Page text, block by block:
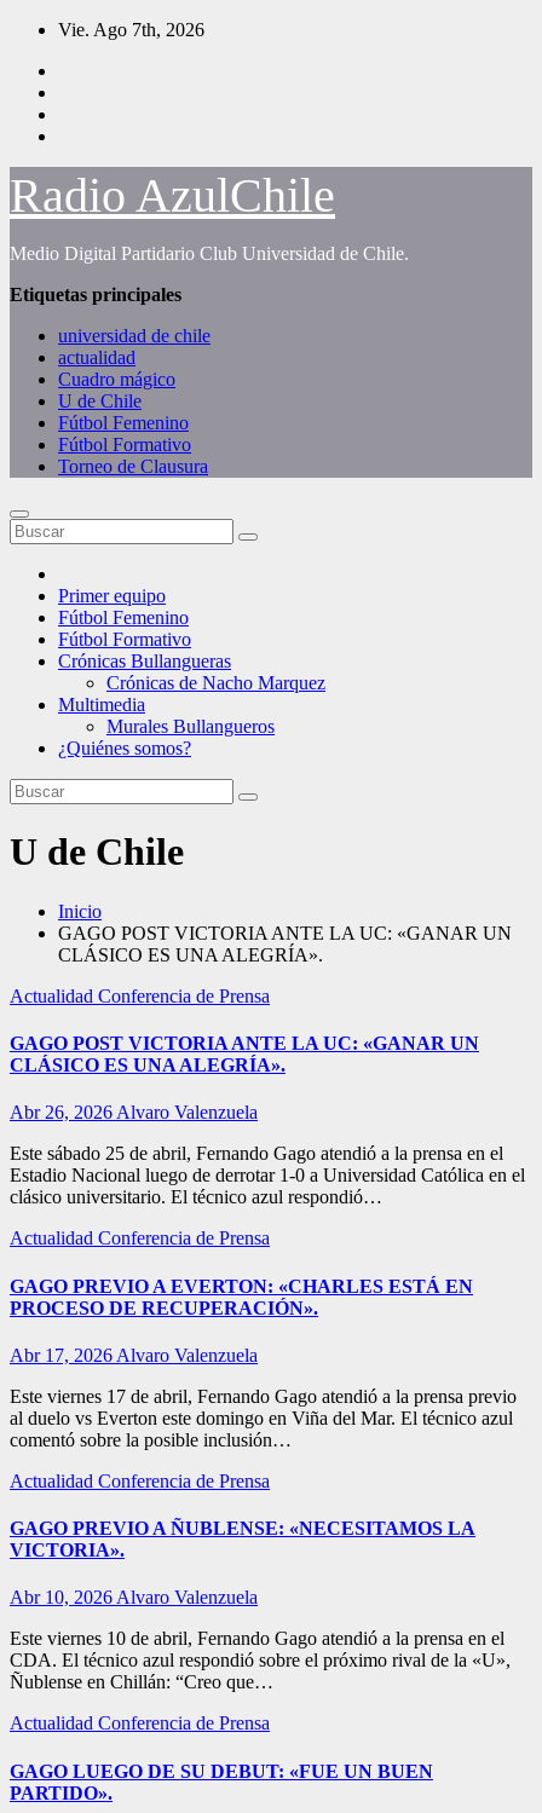
Saltar
contenido
Vie. Ago 7th, 2026
Radio AzulChile
Medio Digital Partidario Club Universidad de Chile.
Etiquetas principales
universidad de chile
actualidad
Cuadro mágico
U de Chile
Fútbol Femenino
Fútbol Formativo
Torneo de Clausura
Primer equipo
Fútbol Femenino
Fútbol Formativo
Crónicas Bullangueras
Crónicas de Nacho Marquez
Multimedia
Murales Bullangueros
¿Quiénes somos?
U de Chile
Inicio
GAGO POST VICTORIA ANTE LA UC: «GANAR UN
CLÁSICO ES UNA ALEGRÍA».
Actualidad Conferencia de Prensa
GAGO POST VICTORIA ANTE LA UC: «GANAR UN
CLÁSICO ES UNA ALEGRÍA».
Abr 26, 2026Alvaro Valenzuela
Este sábado 25 de abril, Fernando Gago atendió a la prensa en el
Estadio Nacional luego de derrotar 1-0 a Universidad Católica en el
clásico universitario. El técnico azul respondió…
Actualidad Conferencia de Prensa
GAGO PREVIO A EVERTON: «CHARLES ESTÁ EN
PROCESO DE RECUPERACIÓN».
Abr 17, 2026 Alvaro Valenzuela
Este viernes 17 de abril, Fernando Gago atendió a la prensa previo
al duelo vs Everton este domingo en Viña del Mar. El técnico azul
comentó sobre la posible inclusión…
Actualidad Conferencia de Prensa
GAGO PREVIO A ÑUBLENSE: «NECESITAMOS LA
VICTORIA».
Abr 10, 2026Alvaro Valenzuela
Este viernes 10 de abril, Fernando Gago atendió a la prensa en el
CDA. El técnico azul respondió sobre el próximo rival de la «U»,
Ñublense en Chillán: “Creo que…
Actualidad Conferencia de Prensa
GAGO LUEGO DE SU DEBUT: «FUE UN BUEN
PARTIDO».